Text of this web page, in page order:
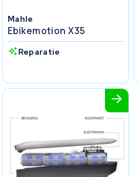
Mahle
Ebikemotion X35
Reparatie